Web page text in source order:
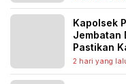
Kapolsek
Jembatan
Pastikan
Lintas
2 hari yang